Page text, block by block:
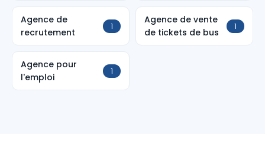
Agence de
recrutement
1
Agence de vente
de tickets de bus
1
Agence pour
l'emploi
1